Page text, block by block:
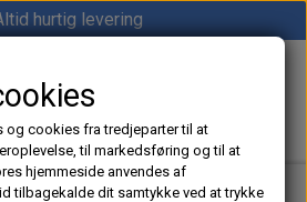
hurtig levering
og cookies fra tredjeparter til at
til markedsføring og til at
hjemmeside anvendes af
tilbagekalde dit samtykke ved at trykke